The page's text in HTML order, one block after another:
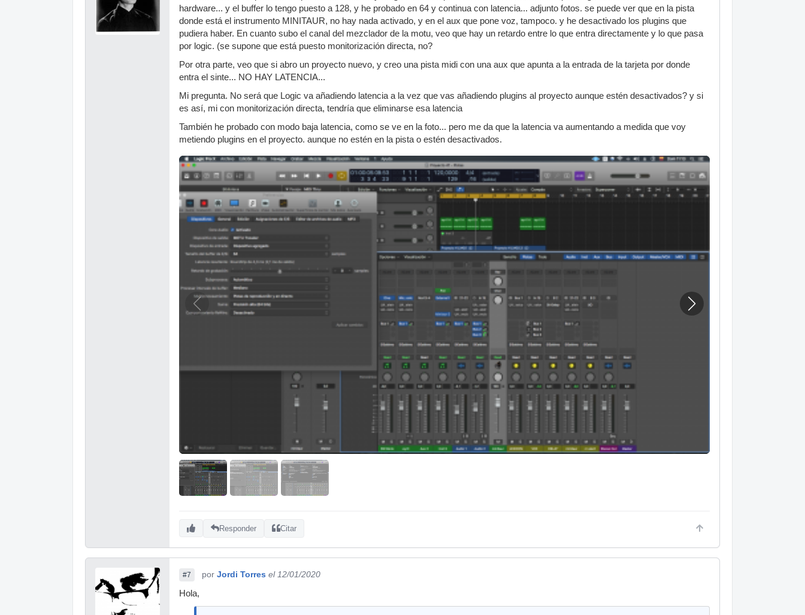
hardware... y el buffer lo tengo puesto a 128, y he probado en 64 y continua con latencia... adjunto fotos. se puede ver que en la pista
donde está el instrumento MINITAUR, no hay nada activado, y en el aux que pone voz, tampoco. y he desactivado los plugins que
pudiera haber. En cuanto subo el canal del mezclador de la motu, veo que hay un retardo entre lo que entra directamente y lo que pasa
por logic. (se supone que está puesto monitorización directa, no?
Por otra parte, veo que si abro un proyecto nuevo, y creo una pista midi con una aux que apunta a la entrada de la tarjeta por donde
entra el sinte... NO HAY LATENCIA...
Mi pregunta. No será que Logic va añadiendo latencia a la vez que vas añadiendo plugins al proyecto aunque estén desactivados? y si
es así, mi con monitorización directa, tendría que eliminarse esa latencia
También he probado con modo baja latencia, como se ve en la foto... pero me da que la latencia va aumentando a medida que voy
metiendo plugins en el proyecto. aunque no estén en la pista o estén desactivados.
Responder Citar
#7 por Jordi Torres el 12/01/2020
Hola,